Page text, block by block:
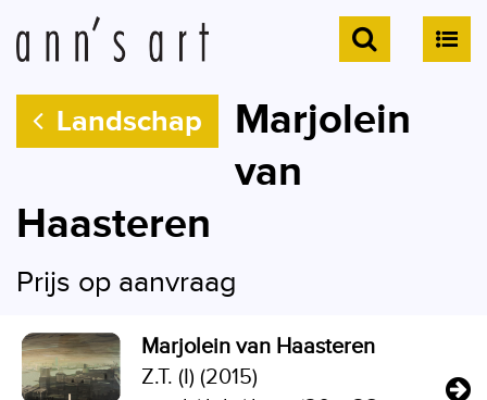
Landschap
Marjolein
van
Haasteren
Prijs op aanvraag
Marjolein van Haasteren
Z.T. (I) (2015)